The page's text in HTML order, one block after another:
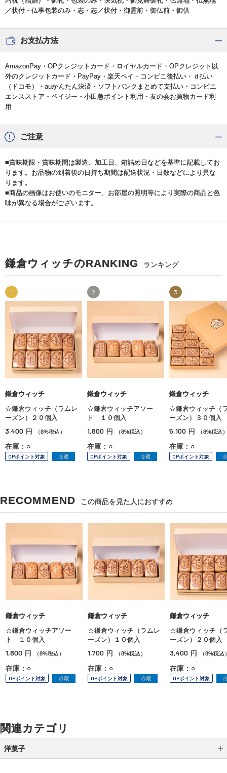
／状付・仏事包装のみ・志・志／状付・御霊前・御仏前・御供
お支払方法
AmazonPay・OPクレジットカード・ロイヤルカード・OPクレジット以
外のクレジットカード・PayPay・楽天ペイ・コンビニ後払い・ｄ払い
（ドコモ）・auかんたん決済・ソフトバンクまとめて支払い・コンビニ
エンスストア・ペイジー・小田急ポイント利用・友の会お買物カード利
用
ご注意
■賞味期限・賞味期間は製造、加工日、箱詰め日などを基準に記載してお
ります。お品物の到着後の日持ち期間は配送状況・日数などにより異な
ります。
■商品の画像はお使いのモニター、お部屋の照明等により実際の商品と色
味が異なる場合がございます。
鎌倉ウィッチのRANKING ランキング
1
鎌倉ウィッチ
☆鎌倉ウィッチ（ラムレ
ーズン）２０個入
3,400 円 （8%税込）
在庫：○
OPポイント対象 冷蔵
2
鎌倉ウィッチ
☆鎌倉ウィッチアソー
ト １０個入
1,800 円 （8%税込）
在庫：○
OPポイント対象 冷蔵
3
鎌倉ウィッチ
☆鎌倉ウィッチ（
ーズン）３０個入
5,100 円 （8%税込
在庫：○
OPポイント対象
RECOMMEND この商品を見た人におすすめ
鎌倉ウィッチ
☆鎌倉ウィッチアソー
ト １０個入
1,800 円 （8%税込）
在庫：○
OPポイント対象 冷蔵
鎌倉ウィッチ
☆鎌倉ウィッチ（ラムレ
ーズン）１０個入
1,700 円 （8%税込）
在庫：○
OPポイント対象 冷蔵
鎌倉ウィッチ
☆鎌倉ウィッチ（
ーズン）２０個入
3,400 円 （8%税込
在庫：○
OPポイント対象
関連カテゴリ
洋菓子